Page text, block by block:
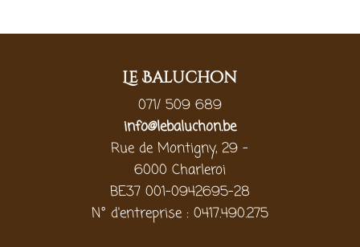
Le Baluchon
071/ 509 689
info@lebaluchon.be
Rue de Montigny, 29 -
6000 Charleroi
BE37 001-0942695-28
N° d'entreprise : 0417.490.275